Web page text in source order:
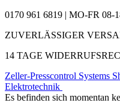
0170 961 6819 | MO-FR 08-
ZUVERLÄSSIGER
14 TAGE
Zeller-Presscontrol Systems
Elektrotechnik
Es befinden sich momentan